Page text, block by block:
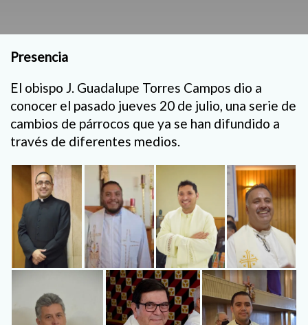
Presencia
El obispo J. Guadalupe Torres Campos dio a
conocer el pasado jueves 20 de julio, una serie de
cambios de párrocos que ya se han difundido a
través de diferentes medios.